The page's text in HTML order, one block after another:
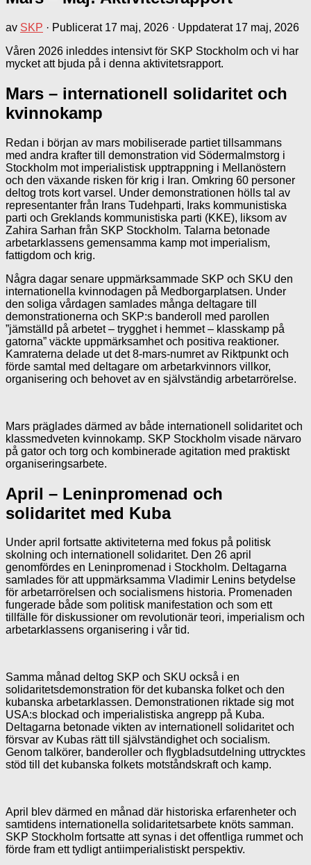
av SKP · Publicerat 17 maj, 2026 · Uppdaterat 17 maj, 2026
Våren 2026 inleddes intensivt för SKP Stockholm och vi har
mycket att bjuda på i denna aktivitetsrapport.
Mars – internationell solidaritet och
kvinnokamp
Redan i början av mars mobiliserade partiet tillsammans
med andra krafter till demonstration vid Södermalmstorg i
Stockholm mot imperialistisk upptrappning i Mellanöstern
och den växande risken för krig i Iran. Omkring 60 personer
deltog trots kort varsel. Under demonstrationen hölls tal av
representanter från Irans Tudehparti, Iraks kommunistiska
parti och Greklands kommunistiska parti (KKE), liksom av
Zahira Sarhan från SKP Stockholm. Talarna betonade
arbetarklassens gemensamma kamp mot imperialism,
fattigdom och krig.
Några dagar senare uppmärksammade SKP och SKU den
internationella kvinnodagen på Medborgarplatsen. Under
den soliga vårdagen samlades många deltagare till
demonstrationerna och SKP:s banderoll med parollen
”jämställd på arbetet – trygghet i hemmet – klasskamp på
gatorna” väckte uppmärksamhet och positiva reaktioner.
Kamraterna delade ut det 8-mars-numret av Riktpunkt och
förde samtal med deltagare om arbetarkvinnors villkor,
organisering och behovet av en självständig arbetarrörelse.
Mars präglades därmed av både internationell solidaritet och
klassmedveten kvinnokamp. SKP Stockholm visade närvaro
på gator och torg och kombinerade agitation med praktiskt
organiseringsarbete.
April – Leninpromenad och
solidaritet med Kuba
Under april fortsatte aktiviteterna med fokus på politisk
skolning och internationell solidaritet. Den 26 april
genomfördes en Leninpromenad i Stockholm. Deltagarna
samlades för att uppmärksamma Vladimir Lenins betydelse
för arbetarrörelsen och socialismens historia. Promenaden
fungerade både som politisk manifestation och som ett
tillfälle för diskussioner om revolutionär teori, imperialism och
arbetarklassens organisering i vår tid.
Samma månad deltog SKP och SKU också i en
solidaritetsdemonstration för det kubanska folket och den
kubanska arbetarklassen. Demonstrationen riktade sig mot
USA:s blockad och imperialistiska angrepp på Kuba.
Deltagarna betonade vikten av internationell solidaritet och
försvar av Kubas rätt till självständighet och socialism.
Genom talkörer, banderoller och flygbladsutdelning uttrycktes
stöd till det kubanska folkets motståndskraft och kamp.
April blev därmed en månad där historiska erfarenheter och
samtidens internationella solidaritetsarbete knöts samman.
SKP Stockholm fortsatte att synas i det offentliga rummet och
förde fram ett tydligt antiimperialistiskt perspektiv.